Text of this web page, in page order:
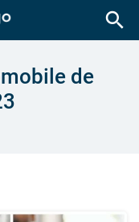
search
de